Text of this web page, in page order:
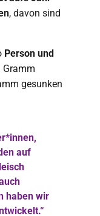
, davon sind
Person und
Gramm
gesunken
auf
haben wir